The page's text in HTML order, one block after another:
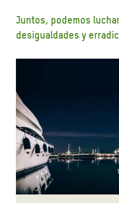
Juntos, podemos
desigualdades y